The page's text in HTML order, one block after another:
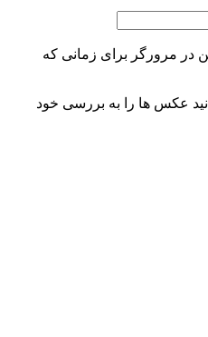
در مرورگر برای زمانی که
عکس ها را به بررسی خود